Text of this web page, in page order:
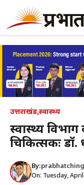
content
उत्तराखंड,स्वास्थ्य
स्वास्थ्य विभाग
चिकित्सकः डॉ.
By:
On: Tuesday,